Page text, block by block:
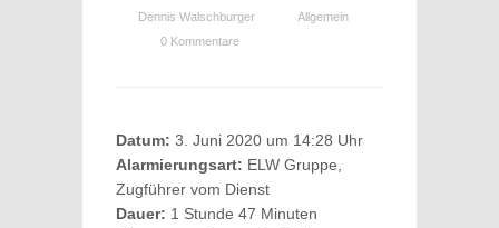
Dennis Walschburger
Allgemein
0 Kommentare
Datum: 3. Juni 2020 um 14:28 Uhr
Alarmierungsart: ELW Gruppe,
Zugführer vom Dienst
Dauer: 1 Stunde 47 Minuten